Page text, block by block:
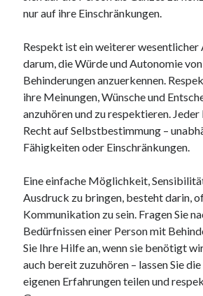
nur auf ihre Einschränkungen.
Respekt ist ein weiterer wesentlicher
darum, die Würde und Autonomie
Behinderungen anzuerkennen.
ihre Meinungen, Wünsche und
anzuhören und zu respektieren.
Recht auf Selbstbestimmung –
Fähigkeiten oder Einschränkungen.
Eine einfache Möglichkeit,
Ausdruck zu bringen, besteht darin,
Kommunikation zu sein. Fragen Sie
Bedürfnissen einer Person mit
Sie Ihre Hilfe an, wenn sie benötigt
auch bereit zuzuhören – lassen Sie
eigenen Erfahrungen teilen und